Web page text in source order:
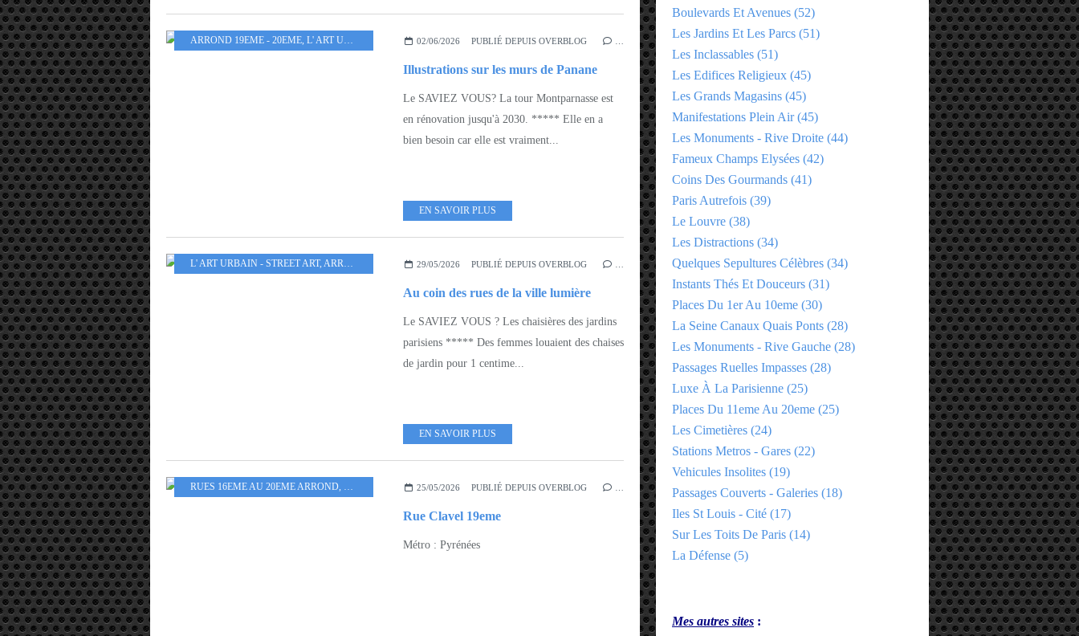
ARROND 19EME - 20EME, L' ART URBAIN - STREET ART 02/06/2026 PUBLIÉ DEPUIS OVERBLOG …
Illustrations sur les murs de Panane
Le SAVIEZ VOUS? La tour Montparnasse est
en rénovation jusqu'à 2030. ***** Elle en a
bien besoin car elle est vraiment...
EN SAVOIR PLUS
L' ART URBAIN - STREET ART, ARROND 1ER - 2EME 29/05/2026 PUBLIÉ DEPUIS OVERBLOG …
Au coin des rues de la ville lumière
Le SAVIEZ VOUS ? Les chaisières des jardins
parisiens ***** Des femmes louaient des chaises
de jardin pour 1 centime...
EN SAVOIR PLUS
RUES 16EME AU 20EME ARROND, L' ART URBAIN - STREET ART,ARROND 19EME - 20EME
25/05/2026 PUBLIÉ DEPUIS OVERBLOG …
Rue Clavel 19eme
Métro : Pyrénées
Boulevards Et Avenues (52)
Les Jardins Et Les Parcs (51)
Les Inclassables (51)
Les Edifices Religieux (45)
Les Grands Magasins (45)
Manifestations Plein Air(45)
Les Monuments - Rive Droite (44)
Fameux Champs Elysées (42)
Coins Des Gourmands (41)
Paris Autrefois (39)
Le Louvre (38)
Les Distractions (34)
Quelques Sepultures Célèbres (34)
Instants Thés Et Douceurs (31)
Places Du 1er Au 10eme (30)
La Seine Canaux Quais Ponts (28)
Les Monuments - Rive Gauche (28)
Passages Ruelles Impasses (28)
Luxe À La Parisienne (25)
Places Du 11eme Au 20eme (25)
Les Cimetières (24)
Stations Metros - Gares (22)
Vehicules Insolites (19)
Passages Couverts - Galeries (18)
Iles St Louis - Cité (17)
Sur Les Toits De Paris (14)
La Défense (5)
Mes autres sites :